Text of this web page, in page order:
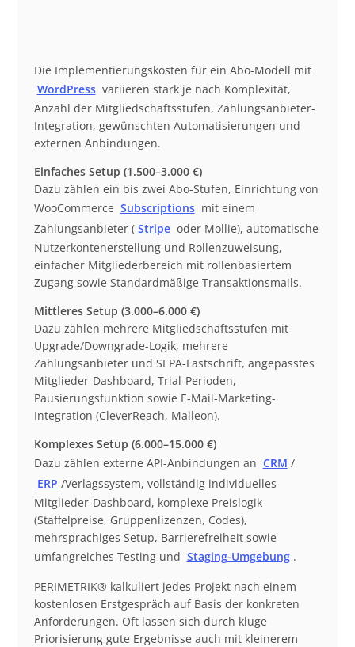
Die Implementierungskosten für ein Abo-Modell mit
WordPress variieren stark je nach Komplexität,
Anzahl der Mitgliedschaftsstufen, Zahlungsanbieter-
Integration, gewünschten Automatisierungen und
externen Anbindungen.
Einfaches Setup (1.500–3.000 €)
Dazu zählen ein bis zwei Abo-Stufen, Einrichtung von
WooCommerce Subscriptions mit einem
Zahlungsanbieter ( Stripe oder Mollie), automatische
Nutzerkontenerstellung und Rollenzuweisung,
einfacher Mitgliederbereich mit rollenbasiertem
Zugang sowie Standardmäßige Transaktionsmails.
Mittleres Setup (3.000–6.000 €)
Dazu zählen mehrere Mitgliedschaftsstufen mit
Upgrade/Downgrade-Logik, mehrere
Zahlungsanbieter und SEPA-Lastschrift, angepasstes
Mitglieder-Dashboard, Trial-Perioden,
Pausierungsfunktion sowie E-Mail-Marketing-
Integration (CleverReach, Maileon).
Komplexes Setup (6.000–15.000 €)
Dazu zählen externe API-Anbindungen an CRM /
ERP /Verlagssystem, vollständig individuelles
Mitglieder-Dashboard, komplexe Preislogik
(Staffelpreise, Gruppenlizenzen, Codes),
mehrsprachiges Setup, Barrierefreiheit sowie
umfangreiches Testing und Staging-Umgebung .
PERIMETRIK® kalkuliert jedes Projekt nach einem
kostenlosen Erstgespräch auf Basis der konkreten
Anforderungen. Oft lassen sich durch kluge
Priorisierung gute Ergebnisse auch mit kleinerem